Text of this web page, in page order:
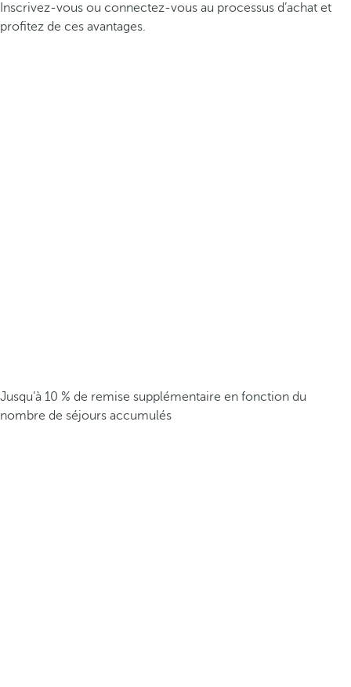
Inscrivez-vous ou connectez-vous au processus d’achat et
profitez de ces avantages.
Jusqu’à 10 % de remise supplémentaire en fonction du
nombre de séjours accumulés